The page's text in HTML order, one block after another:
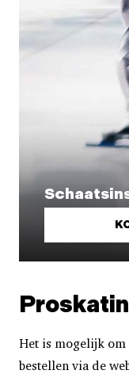
Het is mogelijk om
bestellen via de